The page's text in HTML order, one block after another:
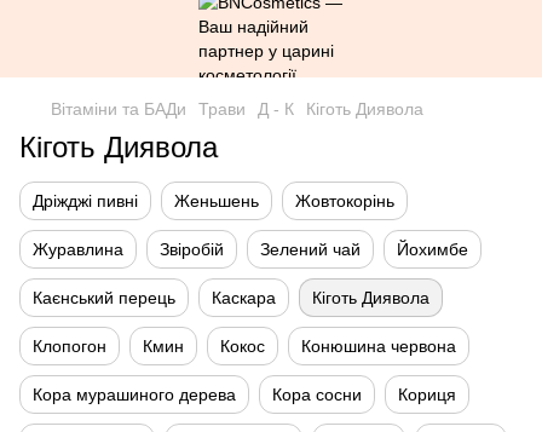
Вітаміни та БАДи Трави Д - К Кіготь Диявола
Кіготь Диявола
Дріжджі пивні Женьшень Жовтокорінь
Журавлина Звіробій Зелений чай Йохимбе
Каєнський перець Каскара Кіготь Диявола
Клопогон Кмин Кокос Конюшина червона
Кора мурашиного дерева Кора сосни Кориця